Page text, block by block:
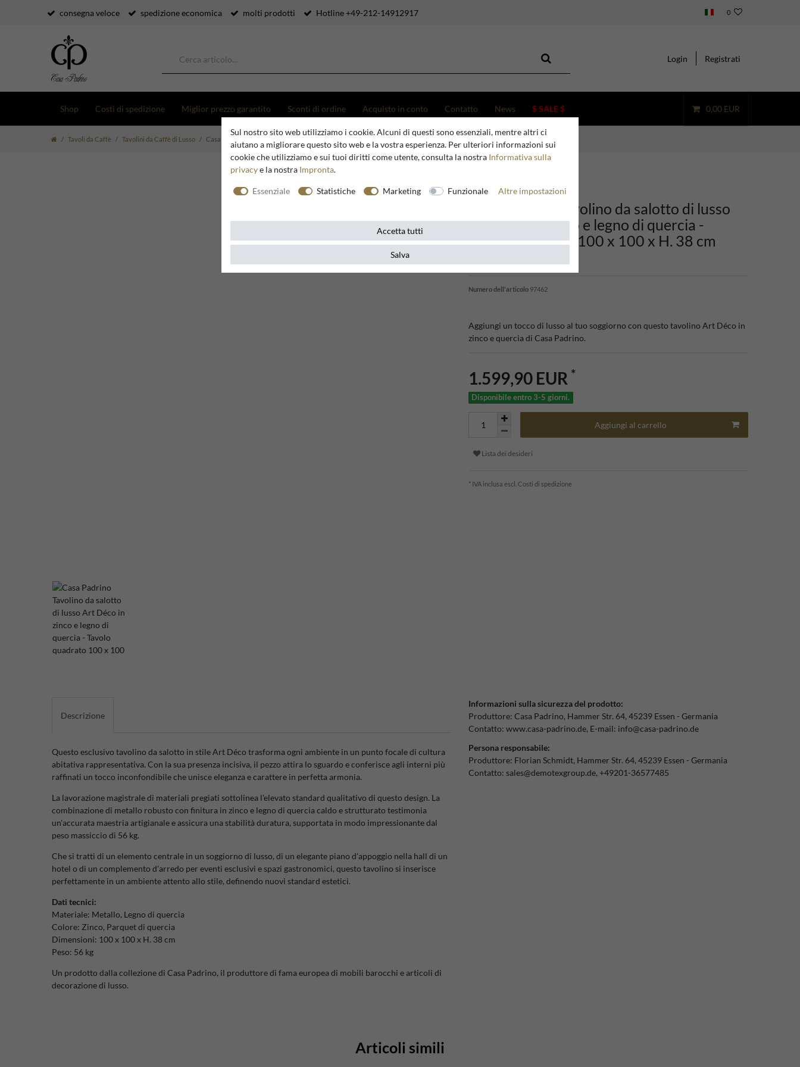
consegna veloce spedizione economica molti prodotti Hotline +49-212-14912917 0
Login Registrati
Shop Costi di spedizione Miglior prezzo garantito Sconti di ordine Acquisto in conto Contatto News $ SALE $ 0,00 EUR
Tavoli da Caffè Tavolini da Caffè di Lusso Casa Padrino Tavolino da salotto di lusso Art Déco in zinco e legno di quercia - Tavolo quadrato 100 x 100 x H. 38 cm
Casa Padrino Tavolino da salotto di lusso
Art Déco in zinco e legno di quercia -
Tavolo quadrato 100 x 100 x H. 38 cm
Numero dell'articolo 97462
Aggiungi un tocco di lusso al tuo soggiorno con questo tavolino Art Déco in
zinco e quercia di Casa Padrino.
1.599,90 EUR *
Disponibile entro 3-5 giorni.
Aggiungi al carrello
Lista dei desideri
* IVA inclusa escl. Costi di spedizione
Descrizione
Questo esclusivo tavolino da salotto in stile Art Déco trasforma ogni ambiente in un punto focale di cultura
abitativa rappresentativa. Con la sua presenza incisiva, il pezzo attira lo sguardo e conferisce agli interni più
raffinati un tocco inconfondibile che unisce eleganza e carattere in perfetta armonia.
La lavorazione magistrale di materiali pregiati sottolinea l'elevato standard qualitativo di questo design. La
combinazione di metallo robusto con finitura in zinco e legno di quercia caldo e strutturato testimonia
un'accurata maestria artigianale e assicura una stabilità duratura, supportata in modo impressionante dal
peso massiccio di 56 kg.
Che si tratti di un elemento centrale in un soggiorno di lusso, di un elegante piano d'appoggio nella hall di un
hotel o di un complemento d'arredo per eventi esclusivi e spazi gastronomici, questo tavolino si inserisce
perfettamente in un ambiente attento allo stile, definendo nuovi standard estetici.
Dati tecnici:
Materiale: Metallo, Legno di quercia
Colore: Zinco, Parquet di quercia
Dimensioni: 100 x 100 x H. 38 cm
Peso: 56 kg
Un prodotto dalla collezione di Casa Padrino, il produttore di fama europea di mobili barocchi e articoli di
decorazione di lusso.
Informazioni sulla sicurezza del prodotto:
Produttore: Casa Padrino Hammer Str. 64 45239 Essen
Germania
Contatto: www.casa-padrino.de E-mail: info@casa-padrino.de
Persona responsabile:
Produttore: Florian Schmidt Hammer Str. 64 45239 Essen
Germania
Contatto: sales@demotexgroup.de +49201-36577485
Articoli simili
Sul nostro sito web utilizziamo i cookie. Alcuni di questi sono essenziali, mentre altri ci
aiutano a migliorare questo sito web e la vostra esperienza. Per ulteriori informazioni sui
cookie che utilizziamo e sui tuoi diritti come utente, consulta la nostra Informativa sulla
privacye la nostra Impronta.
Essenziale Statistiche Marketing Funzionale Altre impostazioni
Accetta tutti
Salva